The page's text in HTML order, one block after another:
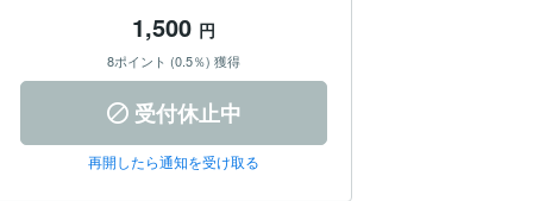
1,500 円
8ポイント (0.5％) 獲得
受付休止中
再開したら通知を受け取る